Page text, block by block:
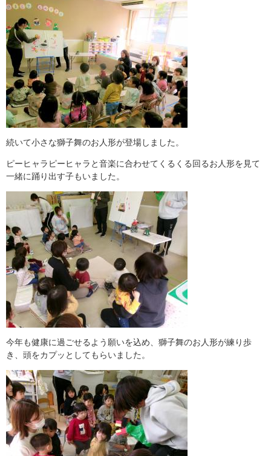
続いて小さな獅子舞のお人形が登場しました。
ピーヒャラピーヒャラと音楽に合わせてくるくる回るお人形を見て
一緒に踊り出す子もいました。
今年も健康に過ごせるよう願いを込め、獅子舞のお人形が練り歩
き、頭をカプッとしてもらいました。